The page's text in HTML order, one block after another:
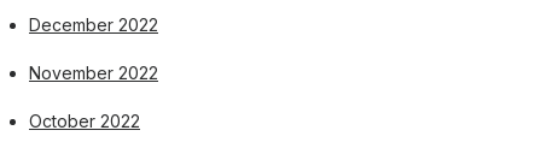
December 2022
November 2022
October 2022